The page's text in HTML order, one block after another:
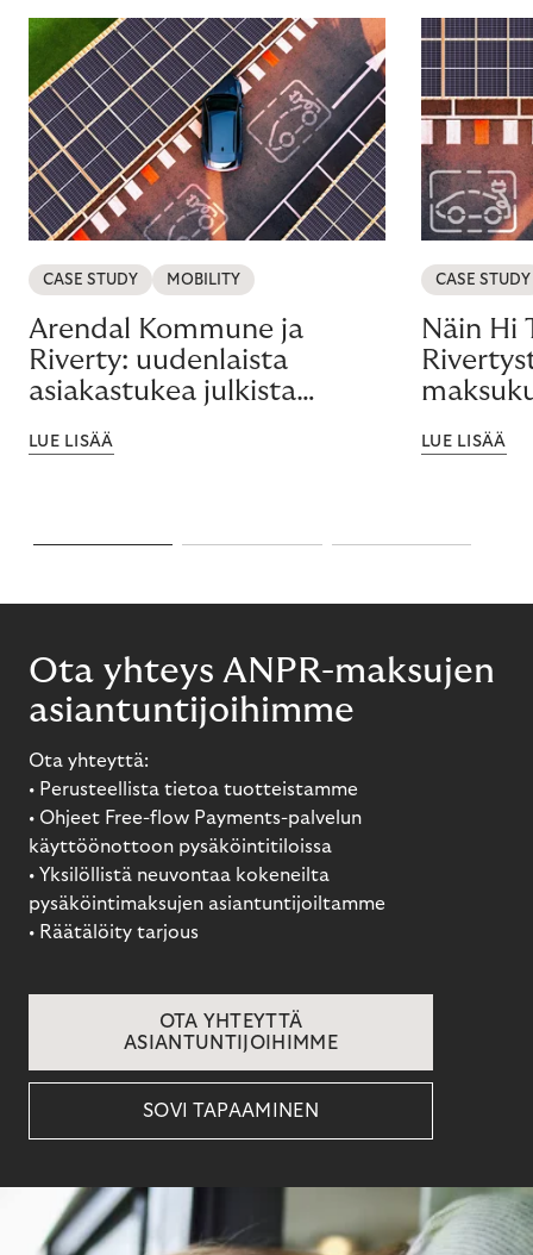
CASE STUDY MOBILITY
Arendal Kommune ja
Riverty: uudenlaista
asiakastukea julkista
LUE LISÄÄ
CASE STUDY
Näin Hi
LUE LISÄÄ
Ota yhteys ANPR-maksujen
asiantuntijoihimme
Ota yhteyttä:
• Perusteellista tietoa tuotteistamme
• Ohjeet Free-flow Payments-palvelun
käyttöönottoon pysäköintitiloissa
• Yksilöllistä neuvontaa kokeneilta
pysäköintimaksujen asiantuntijoiltamme
• Räätälöity tarjous
OTA YHTEYTTÄ
ASIANTUNTIJOIHIMME
SOVI TAPAAMINEN